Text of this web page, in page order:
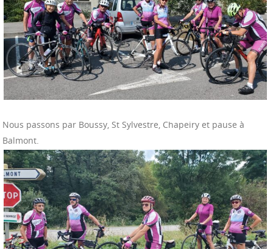
Nous passons par Boussy, St Sylvestre, Chapeiry et pause à
Balmont.